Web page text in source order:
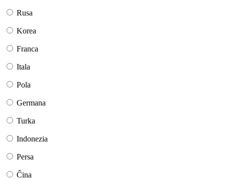
Rusa
Korea
Franca
Itala
Pola
Germana
Turka
Indonezia
Persa
Ĉina